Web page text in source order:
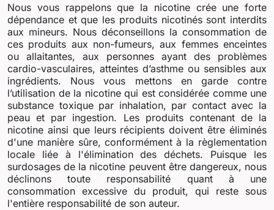
Nous vous rappelons que la nicotine crée une forte
dépendance et que les produits nicotinés sont interdits
aux mineurs. Nous déconseillons la consommation de
ces produits aux non-fumeurs, aux femmes enceintes
ou allaitantes, aux personnes ayant des problèmes
cardio-vasculaires, atteintes d’asthme ou sensibles aux
ingrédients. Nous vous mettons en garde contre
l’utilisation de la nicotine qui est considérée comme une
substance toxique par inhalation, par contact avec la
peau et par ingestion. Les produits contenant de la
nicotine ainsi que leurs récipients doivent être éliminés
d'une manière sûre, conformément à la règlementation
locale liée à l'élimination des déchets. Puisque les
surdosages de la nicotine peuvent être dangereux, nous
déclinons toute responsabilité quant à une
consommation excessive du produit, qui reste sous
l'entière responsabilité de son auteur.